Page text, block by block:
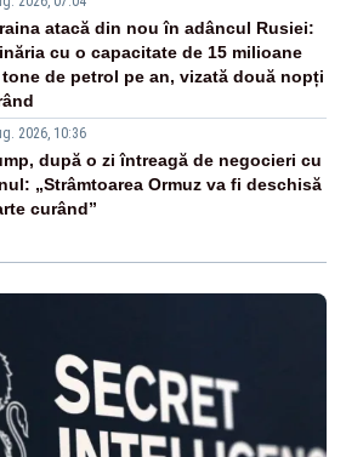
atacă din nou în adâncul Rusiei:
cu o capacitate de 15 milioane
de petrol pe an, vizată două nopți
2026, 10:36
după o zi întreagă de negocieri cu
„Strâmtoarea Ormuz va fi deschisă
curând”